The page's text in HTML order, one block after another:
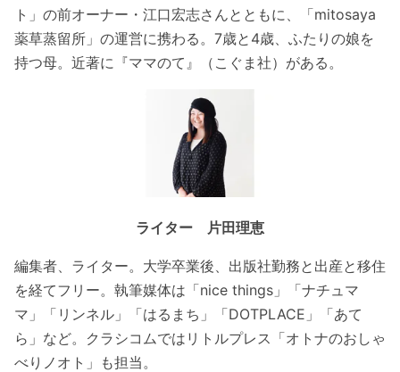
ト」の前オーナー・江口宏志さんとともに、「mitosaya
薬草蒸留所」の運営に携わる。7歳と4歳、ふたりの娘を
持つ母。近著に『ママのて』（こぐま社）がある。
ライター 片田理恵
編集者、ライター。大学卒業後、出版社勤務と出産と移住
を経てフリー。執筆媒体は「nice things」「ナチュマ
マ」「リンネル」「はるまち」「DOTPLACE」「あて
ら」など。クラシコムではリトルプレス「オトナのおしゃ
べりノオト」も担当。